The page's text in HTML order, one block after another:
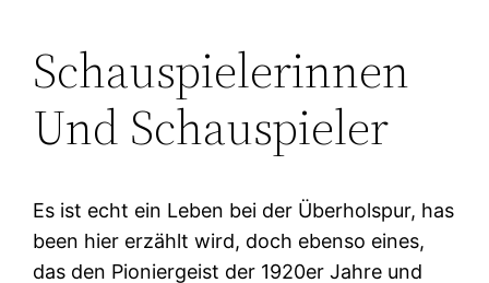
Schauspielerinnen
Und Schauspieler
Es ist echt ein Leben bei der Überholspur, has
been hier erzählt wird, doch ebenso eines,
das den Pioniergeist der 1920er Jahre und